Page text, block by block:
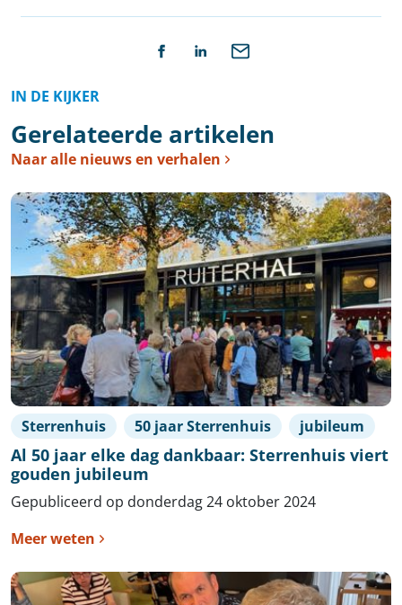
IN DE KIJKER
Gerelateerde artikelen
Naar alle nieuws en verhalen
Sterrenhuis 50 jaar Sterrenhuis jubileum
Al 50 jaar elke dag dankbaar: Sterrenhuis viert
gouden jubileum
Gepubliceerd op donderdag 24 oktober 2024
Meer weten